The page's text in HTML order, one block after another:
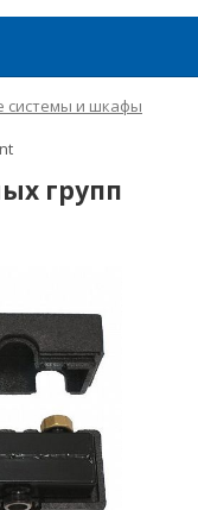
системы и шкафы
групп